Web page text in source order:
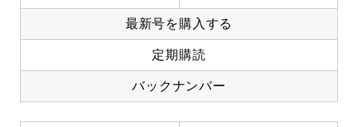
最新号を購入する
定期購読
バックナンバー